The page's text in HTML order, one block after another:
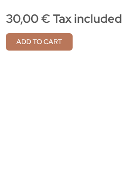
30,00 € Tax included
ADD TO CART